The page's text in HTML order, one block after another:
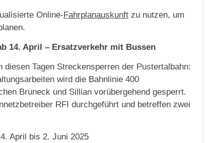
Online- Fahrplanauskunft zu nutzen, um
14. April – Ersatzverkehr mit Bussen
Tagen Streckensperren der Pustertalbahn:
wird die Bahnlinie 400
Bruneck und Sillian vorübergehend gesperrt.
RFI durchgeführt und betreffen zwei
April bis 2. Juni 2025